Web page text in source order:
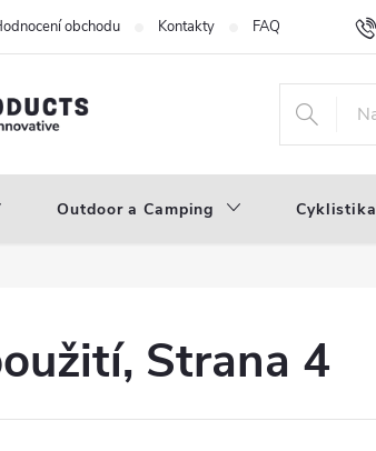
obchodu Kontakty FAQ Novinky
Outdoor a Camping Cyklistika
, Strana 4